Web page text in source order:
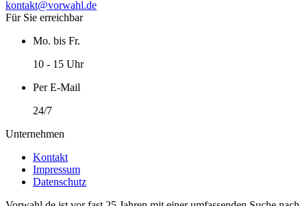
kontakt@vorwahl.de
Für Sie erreichbar
Mo. bis Fr.
10 - 15 Uhr
Per E-Mail
24/7
Unternehmen
Kontakt
Impressum
Datenschutz